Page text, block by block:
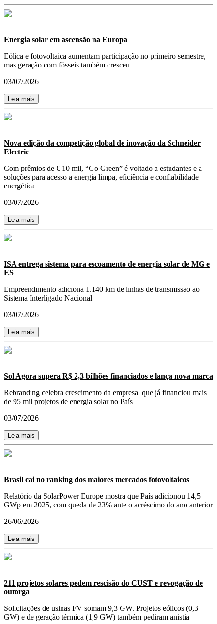
Energia solar em ascensão na Europa
Eólica e fotovoltaica aumentam participação no primeiro semestre,
mas geração com fósseis também cresceu
03/07/2026
Leia mais
Nova edição da competição global de inovação da Schneider
Electric
Com prêmios de € 10 mil, “Go Green” é voltado a estudantes e a
soluções para acesso a energia limpa, eficiência e confiabilidade
energética
03/07/2026
Leia mais
ISA entrega sistema para escoamento de energia solar de MG e
ES
Empreendimento adiciona 1.140 km de linhas de transmissão ao
Sistema Interligado Nacional
03/07/2026
Leia mais
Sol Agora supera R$ 2,3 bilhões financiados e lança nova marca
Rebranding celebra crescimento da empresa, que já financiou mais
de 95 mil projetos de energia solar no País
03/07/2026
Leia mais
Brasil cai no ranking dos maiores mercados fotovoltaicos
Relatório da SolarPower Europe mostra que País adicionou 14,5
GWp em 2025, com queda de 23% ante o acréscimo do ano anterior
26/06/2026
Leia mais
211 projetos solares pedem rescisão do CUST e revogação de
outorga
Solicitações de usinas FV somam 9,3 GW. Projetos eólicos (0,3
GW) e de geração térmica (1,9 GW) também pediram anistia